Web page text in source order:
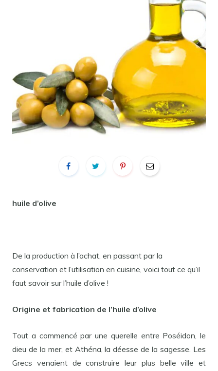
huile d’olive
De la production à l’achat, en passant par la
conservation et l’utilisation en cuisine, voici tout ce qu’il
faut savoir sur l’huile d’olive !
Origine et fabrication de l’huile d’olive
Tout a commencé par une querelle entre Poséidon, le
dieu de la mer, et Athéna, la déesse de la sagesse. Les
Grecs venaient de construire leur plus belle ville et